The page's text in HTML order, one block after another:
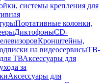
системы крепления для
Портативные колонки,
ДиктофоныCD-
Кронштейны,
на видеосервисыТВ-
ТВАксессуары для
за
Аксессуары для